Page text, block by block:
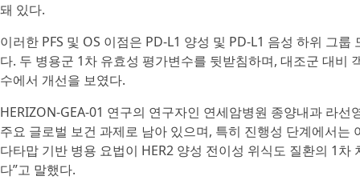
돼 있다.
이러한 PFS 및 OS 이점은 PD-L1 양성 및 PD-L1 음성 하위 그
다. 두 병용군 1차 유효성 평가변수를 뒷받침하며, 대조군 대비
수에서 개선을 보였다.
HERIZON-GEA-01 연구의 연구자인 연세암병원 종양내과 라
주요 글로벌 보건 과제로 남아 있으며, 특히 진행성 단계에서는
다타맙 기반 병용 요법이 HER2 양성 전이성 위식도 질환의 1
다”고 말했다.